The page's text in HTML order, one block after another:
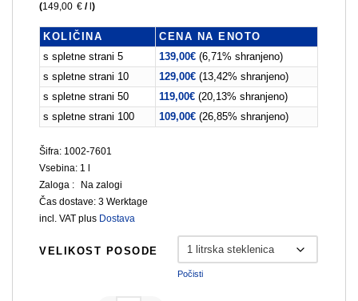
(149,00 € / l)
KOLIČINA
CENA NA ENOTO
s spletne strani 5
139,00€ (6,71% shranjeno)
s spletne strani 10
129,00€ (13,42% shranjeno)
s spletne strani 50
119,00€ (20,13% shranjeno)
s spletne strani 100
109,00€ (26,85% shranjeno)
Šifra: 1002-7601
Vsebina: 1
Zaloga :
Na zalogi
Čas dostave:3 Werktage
incl. VAT plus Dostava
VELIKOST POSODE
Počisti